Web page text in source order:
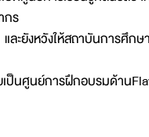
กร
ละยังหวังให้สถาบันการศึ
ป็นศูนย์การฝึกอบรมด้าน